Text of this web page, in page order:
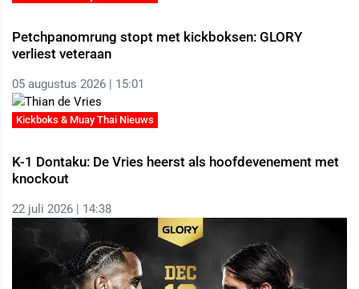
Petchpanomrung stopt met kickboksen: GLORY
verliest veteraan
05 augustus 2026 | 15:01
Kickboks & Muay Thai Nieuws
K-1 Dontaku: De Vries heerst als hoofdevenement met
knockout
22 juli 2026 | 14:38